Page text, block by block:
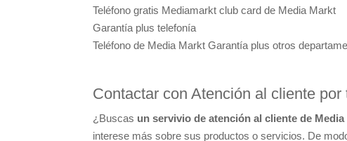
Teléfono gratis Mediamarkt club card de Media Markt
Garantía plus telefonía
Teléfono de Media Markt Garantía plus otros
Contactar con Atención al cliente
¿Buscas un servivio de atención al cliente de
interese más sobre sus productos o servicios. De